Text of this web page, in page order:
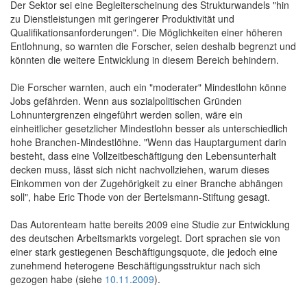
Der Sektor sei eine Begleiterscheinung des Strukturwandels "hin
zu Dienstleistungen mit geringerer Produktivität und
Qualifikationsanforderungen". Die Möglichkeiten einer höheren
Entlohnung, so warnten die Forscher, seien deshalb begrenzt und
könnten die weitere Entwicklung in diesem Bereich behindern.
Die Forscher warnten, auch ein "moderater" Mindestlohn könne
Jobs gefährden. Wenn aus sozialpolitischen Gründen
Lohnuntergrenzen eingeführt werden sollen, wäre ein
einheitlicher gesetzlicher Mindestlohn besser als unterschiedlich
hohe Branchen-Mindestlöhne. "Wenn das Hauptargument darin
besteht, dass eine Vollzeitbeschäftigung den Lebensunterhalt
decken muss, lässt sich nicht nachvollziehen, warum dieses
Einkommen von der Zugehörigkeit zu einer Branche abhängen
soll", habe Eric Thode von der Bertelsmann-Stiftung gesagt.
Das Autorenteam hatte bereits 2009 eine Studie zur Entwicklung
des deutschen Arbeitsmarkts vorgelegt. Dort sprachen sie von
einer stark gestiegenen Beschäftigungsquote, die jedoch eine
zunehmend heterogene Beschäftigungsstruktur nach sich
gezogen habe (siehe 10.11.2009).